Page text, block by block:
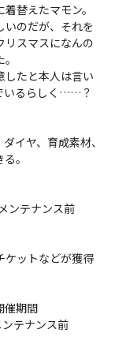
替えたマモン。
いのだが、それを
リスマスになんの
したと本人は言い
いるらしく……？
イヤ、育成素材、
。
ンテナンス前
ケットなどが獲得
催期間
テナンス前